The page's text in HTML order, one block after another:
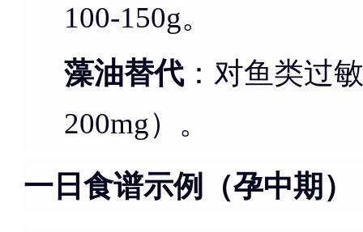
100-150g。
藻油替代：对鱼类过
200mg）。
一日食谱示例（孕中期）